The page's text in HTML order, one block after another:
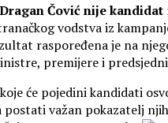
Dragan Čović nije kandidat
vodstva iz
raspoređena je na
premijere i
će pojedini kandidati
postati važan pokazatelj